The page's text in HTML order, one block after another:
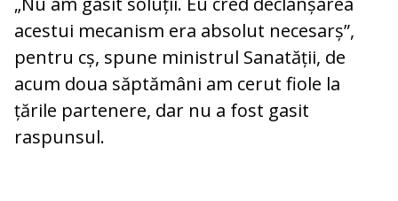
acestui mecanism era absolut necesarș”,
pentru cș, spune ministrul Sanatății, de
acum doua săptămâni am cerut fiole la
țările partenere, dar nu a fost gasit
raspunsul.